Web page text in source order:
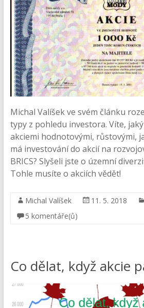
Michal Valíšek ve svém článku
typy z pohledu investora. Víte,
akciemi hodnotovými, růstovými,
má investování do akcií na
BRICS? Slyšeli jste o územní
Tohle musíte o akciích vědět!
Michal Valíšek 11. 5. 2018
5 komentáře(ů)
Co dělat, když akcie